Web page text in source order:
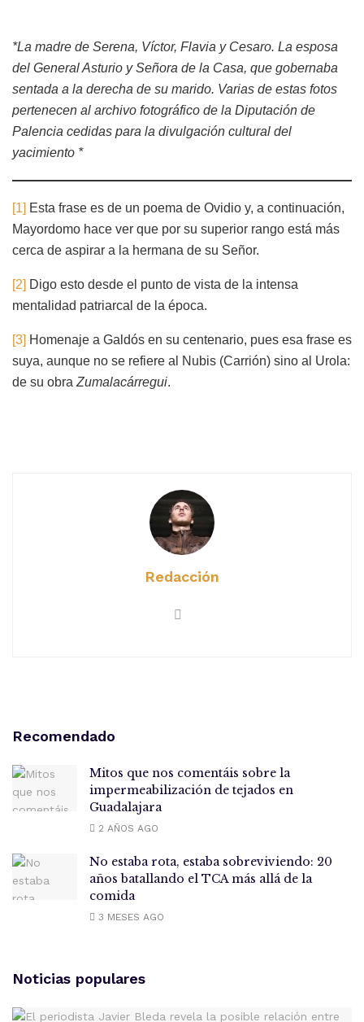
*La madre de Serena, Víctor, Flavia y Cesaro. La esposa
del General Asturio y Señora de la Casa, que gobernaba
sentada a la derecha de su marido. Varias de estas fotos
pertenecen al archivo fotográfico de la Diputación de
Palencia cedidas para la divulgación cultural del
yacimiento *
[1] Esta frase es de un poema de Ovidio y, a continuación,
Mayordomo hace ver que por su superior rango está más
cerca de aspirar a la hermana de su Señor.
[2] Digo esto desde el punto de vista de la intensa
mentalidad patriarcal de la época.
[3] Homenaje a Galdós en su centenario, pues esa frase es
suya, aunque no se refiere al Nubis (Carrión) sino al Urola:
de su obra Zumalacárregui.
Redacción
Recomendado
Mitos que nos comentáis sobre la
impermeabilización de tejados en
Guadalajara
2 AÑOS AGO
No estaba rota, estaba sobreviviendo: 20
años batallando el TCA más allá de la
comida
3 MESES AGO
Noticias populares